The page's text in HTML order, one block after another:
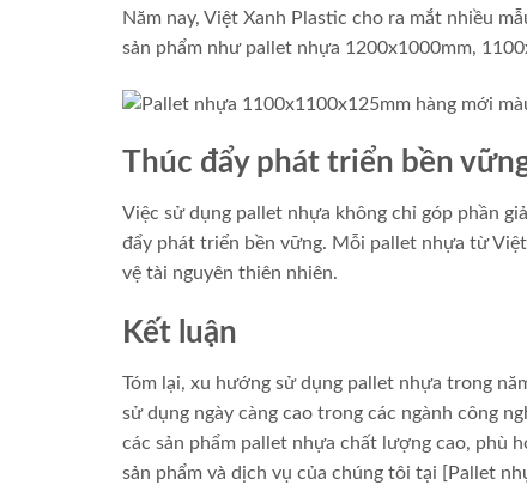
Năm nay, Việt Xanh Plastic cho ra mắt nhiều
sản phẩm như pallet nhựa 1200x1000mm,
Thúc đẩy phát triển bền
Việc sử dụng pallet nhựa không chỉ góp phần
đẩy phát triển bền vững. Mỗi pallet nhựa từ
vệ tài nguyên thiên nhiên.
Kết luận
Tóm lại, xu hướng sử dụng pallet nhựa trong
sử dụng ngày càng cao trong các ngành công
các sản phẩm pallet nhựa chất lượng cao, phù
sản phẩm và dịch vụ của chúng tôi tại [Pallet